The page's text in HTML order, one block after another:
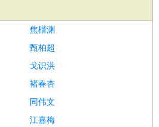
焦楷渊
甄柏超
戈识洪
褚春杏
同伟文
江嘉梅